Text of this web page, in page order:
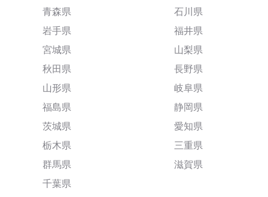
青森県
岩手県
宮城県
秋田県
山形県
福島県
茨城県
栃木県
群馬県
千葉県
石川県
福井県
山梨県
長野県
岐阜県
静岡県
愛知県
三重県
滋賀県